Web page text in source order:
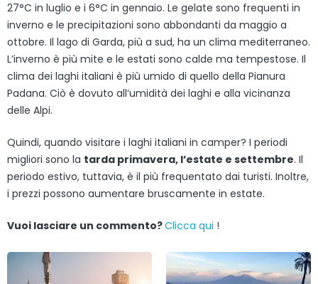
27°C in luglio e i 6°C in gennaio. Le gelate sono frequenti in
inverno e le precipitazioni sono abbondanti da maggio a
ottobre. Il lago di Garda, più a sud, ha un clima mediterraneo.
L’inverno è più mite e le estati sono calde ma tempestose. Il
clima dei laghi italiani è più umido di quello della Pianura
Padana. Ciò è dovuto all’umidità dei laghi e alla vicinanza
delle Alpi.
Quindi, quando visitare i laghi italiani in camper? I periodi
migliori sono la tarda primavera, l’estate e settembre. Il
periodo estivo, tuttavia, è il più frequentato dai turisti. Inoltre,
i prezzi possono aumentare bruscamente in estate.
Vuoi lasciare un commento?Clicca qui !